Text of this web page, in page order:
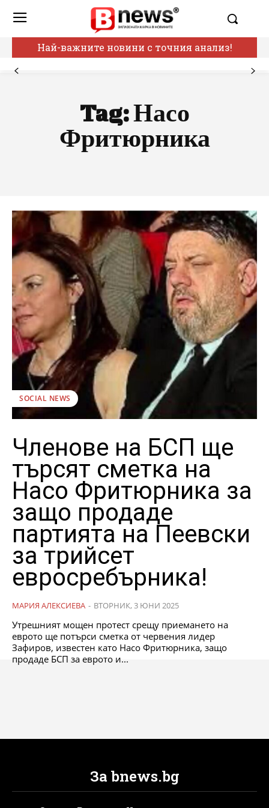
Най-важните новини с точния анализ!
Tag:Насо
Фритюрника
SOCIAL NEWS
Членове на БСП ще
търсят сметка на
Насо Фритюрника за
защо продаде
партията на Пеевски
за трийсет
евросребърника!
МАРИЯ АЛЕКСИЕВА - ВТОРНИК, 3 ЮНИ 2025
Утрешният мощен протест срещу приемането на
еврото ще потърси сметка от червения лидер
Зафиров, известен като Насо Фритюрника, защо
продаде БСП за еврото и...
За bnews.bg